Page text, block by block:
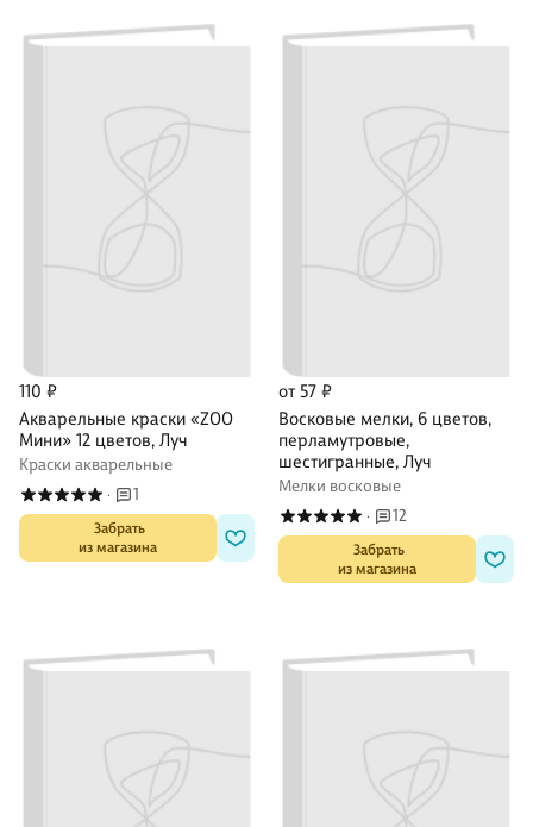
110 ₽
Акварельные краски «ZOO
Мини» 12 цветов, Луч
Краски акварельные
· 1
Забрать
из магазина
от 57 ₽
Восковые мелки, 6 цветов,
перламутровые,
шестигранные, Луч
Мелки восковые
· 12
Забрать
из магазина